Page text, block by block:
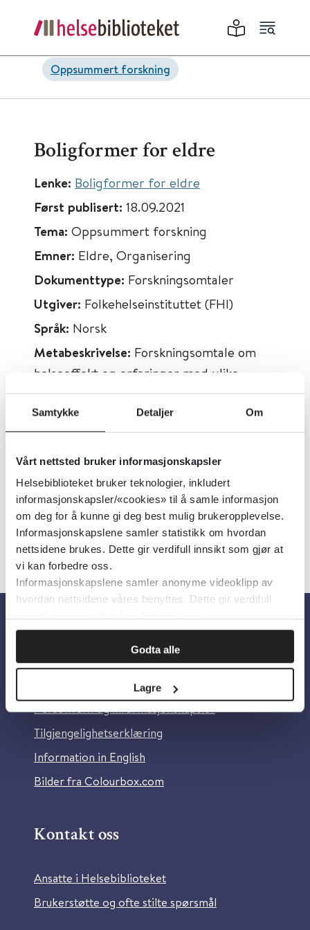
Samtykke Detaljer Om
Vårt nettsted bruker informasjonskapsler
Helsebiblioteket bruker teknologier, inkludert
informasjonskapsler/«cookies» til å samle informasjon
om deg for å kunne gi deg best mulig brukeropplevelse.
Informasjonskapslene samler statistikk om hvordan
nettsidene brukes. Dette gir verdifull innsikt som gjør at
vi kan forbedre oss.
Informasjonskapslene samler anonyme videoklipp av
hvordan nettsidene våres benyttes. Dette gir verdifull
Godta alle
Lagre
Oppsummert forskning
Boligformer for eldre
Lenke: Boligformer for eldre
Først publisert: 18.09.2021
Tema: Oppsummert forskning
Emner: Eldre, Organisering
Dokumenttype: Forskningsomtaler
Utgiver: Folkehelseinstituttet (FHI)
Språk: Norsk
Metabeskrivelse: Forskningsomtale om
helseeffekt og erfaringer med ulike
boligtiltak for eldre. Gir boligrådgivere,
saksbehandlere, miljøarbeidere,
eldrekoordinatorer og andre et
kunnskapsgrunnlag for å veilede eldre
brukere og pårørende om boligvalg.
Om Helsebiblioteket
Personvern og informasjonskapsler
Tilgjengelighetserklæring
Information in English
Bilder fra Colourbox.com
Kontakt oss
Ansatte i Helsebiblioteket
Brukerstøtte og ofte stilte spørsmål